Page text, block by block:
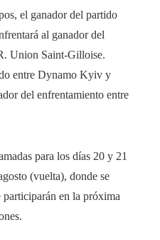
el ganador del partido
al ganador del
Union Saint-Gilloise.
entre Dynamo Kyiv y
del enfrentamiento entre
para los días 20 y 21
(vuelta), donde se
en la próxima